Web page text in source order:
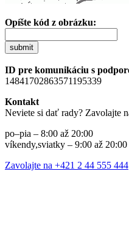
Opíšte kód z obrázku:
submit
ID pre komunikáciu s
14841702863571195339
Kontakt
Neviete si dať rady? Zavolajte
po–pia – 8:00 až 20:00
víkendy,sviatky – 9:00 až 20:00
Zavolajte na +421 2 44 555 444